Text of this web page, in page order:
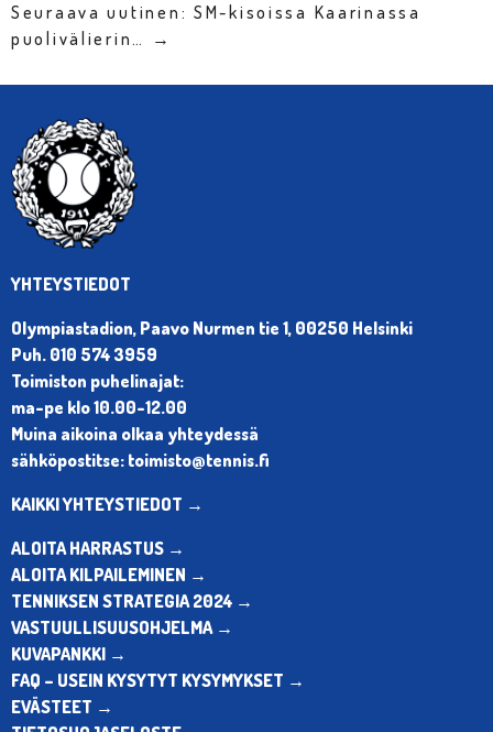
Seuraava uutinen: SM-kisoissa Kaarinassa
puolivälierin… →
YHTEYSTIEDOT
Olympiastadion, Paavo Nurmen tie 1, 00250 Helsinki
Puh. 010 574 3959
Toimiston puhelinajat:
ma-pe klo 10.00-12.00
Muina aikoina olkaa yhteydessä
sähköpostitse: toimisto@tennis.fi
KAIKKI YHTEYSTIEDOT →
ALOITA HARRASTUS →
ALOITA KILPAILEMINEN →
TENNIKSEN STRATEGIA 2024 →
VASTUULLISUUSOHJELMA →
KUVAPANKKI →
FAQ – USEIN KYSYTYT KYSYMYKSET →
EVÄSTEET →